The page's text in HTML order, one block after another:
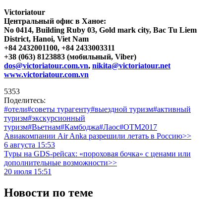
Victoriatour
Центральный офис в Ханое:
No 0414, Building Ruby 03, Gold mark city, Bac Tu Liem
District, Hanoi, Viet Nam
+84 2432001100, +84 2433003311
+38 (063) 8123883 (мобильный, Viber)
dos@victoriatour.com.vn, nikita@victoriatour.net
www.victoriatour.com.vn
5353
Поделитесь:
#отели#советы турагенту#выездной туризм#активный
туризм#экскурсионный
туризм#Вьетнам#Камбоджа#Лаос#OTM2017
Авиакомпании Air Anka разрешили летать в Россию>>
6 августа 15:53
Туры на GDS-рейсах: «пороховая бочка» с ценами или
дополнительные возможности>>
20 июля 15:51
Новости по теме